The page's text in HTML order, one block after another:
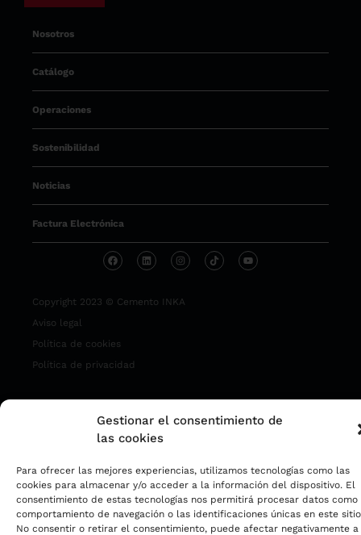
Gestionar el consentimiento de
las cookies
Para ofrecer las mejores experiencias, utilizamos tecnologías como las
cookies para almacenar y/o acceder a la información del dispositivo. El
consentimiento de estas tecnologías nos permitirá procesar datos como
comportamiento de navegación o las identificaciones únicas en este
No consentir o retirar el consentimiento, puede afectar negativamente a
Nosotros
Catálogo
Operaciones
Sostenibilidad
Noticias
Factura Electrónica
Copyright 2023 © Cemento INKA
Aviso legal
Política de cookies
Política de privacidad